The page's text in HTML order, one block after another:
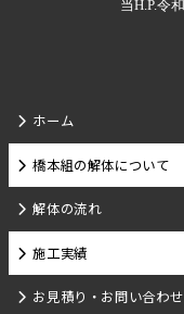
ホーム
橋本組の解体について
解体の流れ
施工実績
お見積り・お問い合わせ